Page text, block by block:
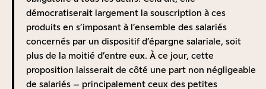
En synthèse, la capitalisation est donc, de manière
générale, significativement plus performante que la
répartition. Ce meilleur rendement est
potentiellement très bénéfique : il se traduit soit, à
dépenses constantes, par une baisse des cotisations ;
soit, à recettes constantes, par une augmentation des
difficilement supportable compte tenu des charges
exceptionnellement élevées qui pèsent sur le travail
en France.
Du point de vue de l’équité entre les générations,
l’équation n’est pas non plus simple à résoudre : si l’on
n’y prend pas garde, il ne serait pas excessif de parler
démocratiserait largement la souscription à ces
produits en s’imposant à l’ensemble des salariés
concernés par un dispositif d’épargne salariale, soit
plus de la moitié d’entre eux. À ce jour, cette
proposition laisserait de côté une part non négligeable
de salariés – principalement ceux des petites